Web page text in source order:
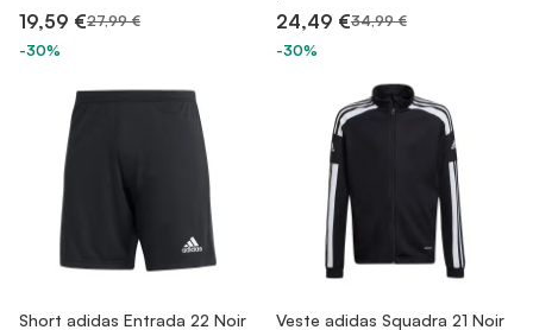
19,59 €27,99 €
-30%
24,49 €34,99 €
-30%
Short adidas Entrada 22 Noir
Veste adidas Squadra 21 Noir